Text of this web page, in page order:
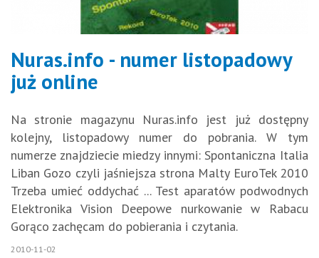
Nuras.info - numer listopadowy
już online
Na stronie magazynu Nuras.info jest już dostępny
kolejny, listopadowy numer do pobrania. W tym
numerze znajdziecie miedzy innymi: Spontaniczna Italia
Liban Gozo czyli jaśniejsza strona Malty EuroTek 2010
Trzeba umieć oddychać ... Test aparatów podwodnych
Elektronika Vision Deepowe nurkowanie w Rabacu
Gorąco zachęcam do pobierania i czytania.
2010-11-02